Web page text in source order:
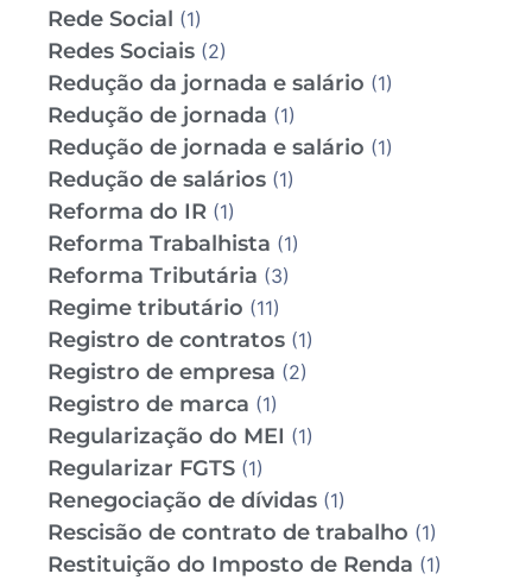
Rede Social (1)
Redes Sociais (2)
Redução da jornada e salário (1)
Redução de jornada (1)
Redução de jornada e salário (1)
Redução de salários (1)
Reforma do IR (1)
Reforma Trabalhista (1)
Reforma Tributária (3)
Regime tributário (11)
Registro de contratos (1)
Registro de empresa (2)
Registro de marca (1)
Regularização do MEI (1)
Regularizar FGTS (1)
Renegociação de dívidas (1)
Rescisão de contrato de trabalho (1)
Restituição do Imposto de Renda (1)